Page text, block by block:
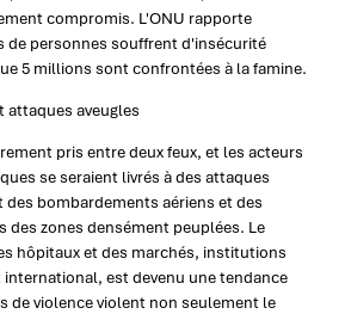
compromis. L'ONU rapporte
de personnes souffrent d'insécurité
5 millions sont confrontées à la famine.
attaques aveugles
pris entre deux feux, et les acteurs
se seraient livrés à des attaques
bombardements aériens et des
des zones densément peuplées. Le
hôpitaux et des marchés, institutions
est devenu une tendance
de violence violent non seulement le